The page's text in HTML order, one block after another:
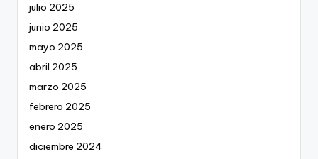
julio 2025
junio 2025
mayo 2025
abril 2025
marzo 2025
febrero 2025
enero 2025
diciembre 2024